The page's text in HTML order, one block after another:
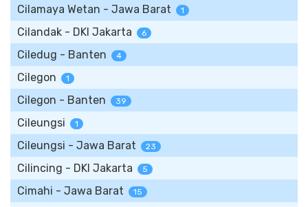
Cilamaya Wetan - Jawa Barat 1
Cilandak - DKI Jakarta 6
Ciledug - Banten 4
Cilegon 1
Cilegon - Banten 39
Cileungsi 1
Cileungsi - Jawa Barat 23
Cilincing - DKI Jakarta 5
Cimahi - Jawa Barat 15